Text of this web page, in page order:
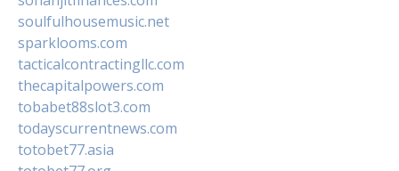
soulfulhousemusic.net
sparklooms.com
tacticalcontractingllc.com
thecapitalpowers.com
tobabet88slot3.com
todayscurrentnews.com
totobet77.asia